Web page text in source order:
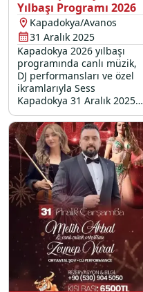
Yılbaşı Programı 2026
Kapadokya/Avanos
31 Aralık 2025
Kapadokya 2026 yılbaşı
programında canlı müzik,
DJ performansları ve özel
ikramlarıyla Sess
Kapadokya 31 Aralık 2025
gecesi sizleri
unutulmayacak bir
eğlenceye davet ediyor.